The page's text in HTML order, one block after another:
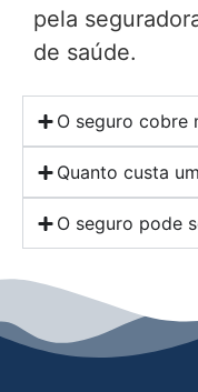
pela
de saúde.
O seguro cobre
Quanto custa
O seguro pode